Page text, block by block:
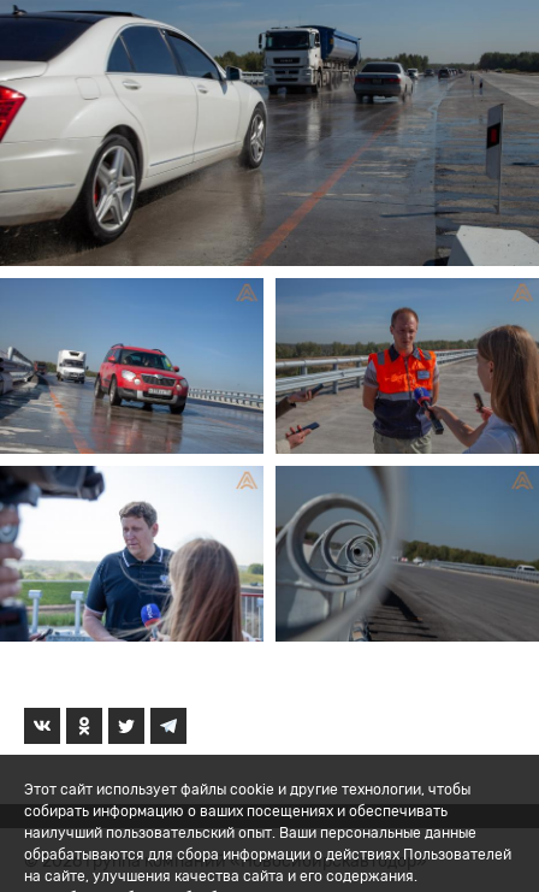
© 2026 Группа компаний «Новосибирскавтодор»
Этот сайт использует файлы cookie и другие технологии, чтобы
собирать информацию о ваших посещениях и обеспечивать
наилучший пользовательский опыт. Ваши персональные данные
обрабатываются для сбора информации о действиях Пользователей
на сайте, улучшения качества сайта и его содержания.